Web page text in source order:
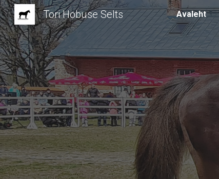
Tori Hobuse Selts Avaleht